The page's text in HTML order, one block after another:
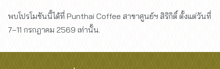
พบโปรโมชันนี้ได้ที่ Punthai Coffee สาขาศูนย์ฯ สิริกิติ์ ตั้งแต่วันที่
7–11 กรกฎาคม 2569 เท่านั้น.